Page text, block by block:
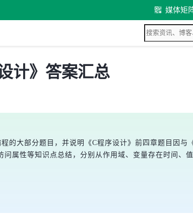
媒体矩
计》答案汇总
的大部分题目，并说明《C程序设计》前四章题目因与
属性等知识点总结，分别从作用域、变量存在时间、